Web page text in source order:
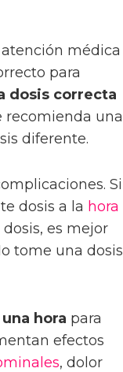
médica
para
dosis correcta
recomienda una
diferente.
Si
dosis a la hora
es mejor
tome una dosis
hora para
efectos
, dolor